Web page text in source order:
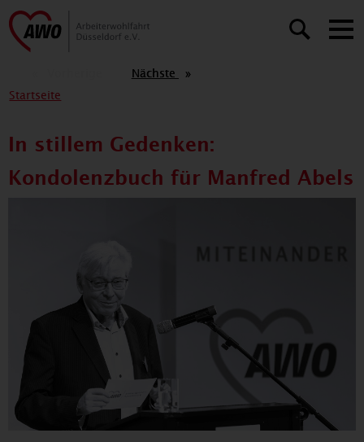
Startseite
In stillem Gedenken:
Kondolenzbuch für Manfred Abels
Nächste Seite
Nächste Seite